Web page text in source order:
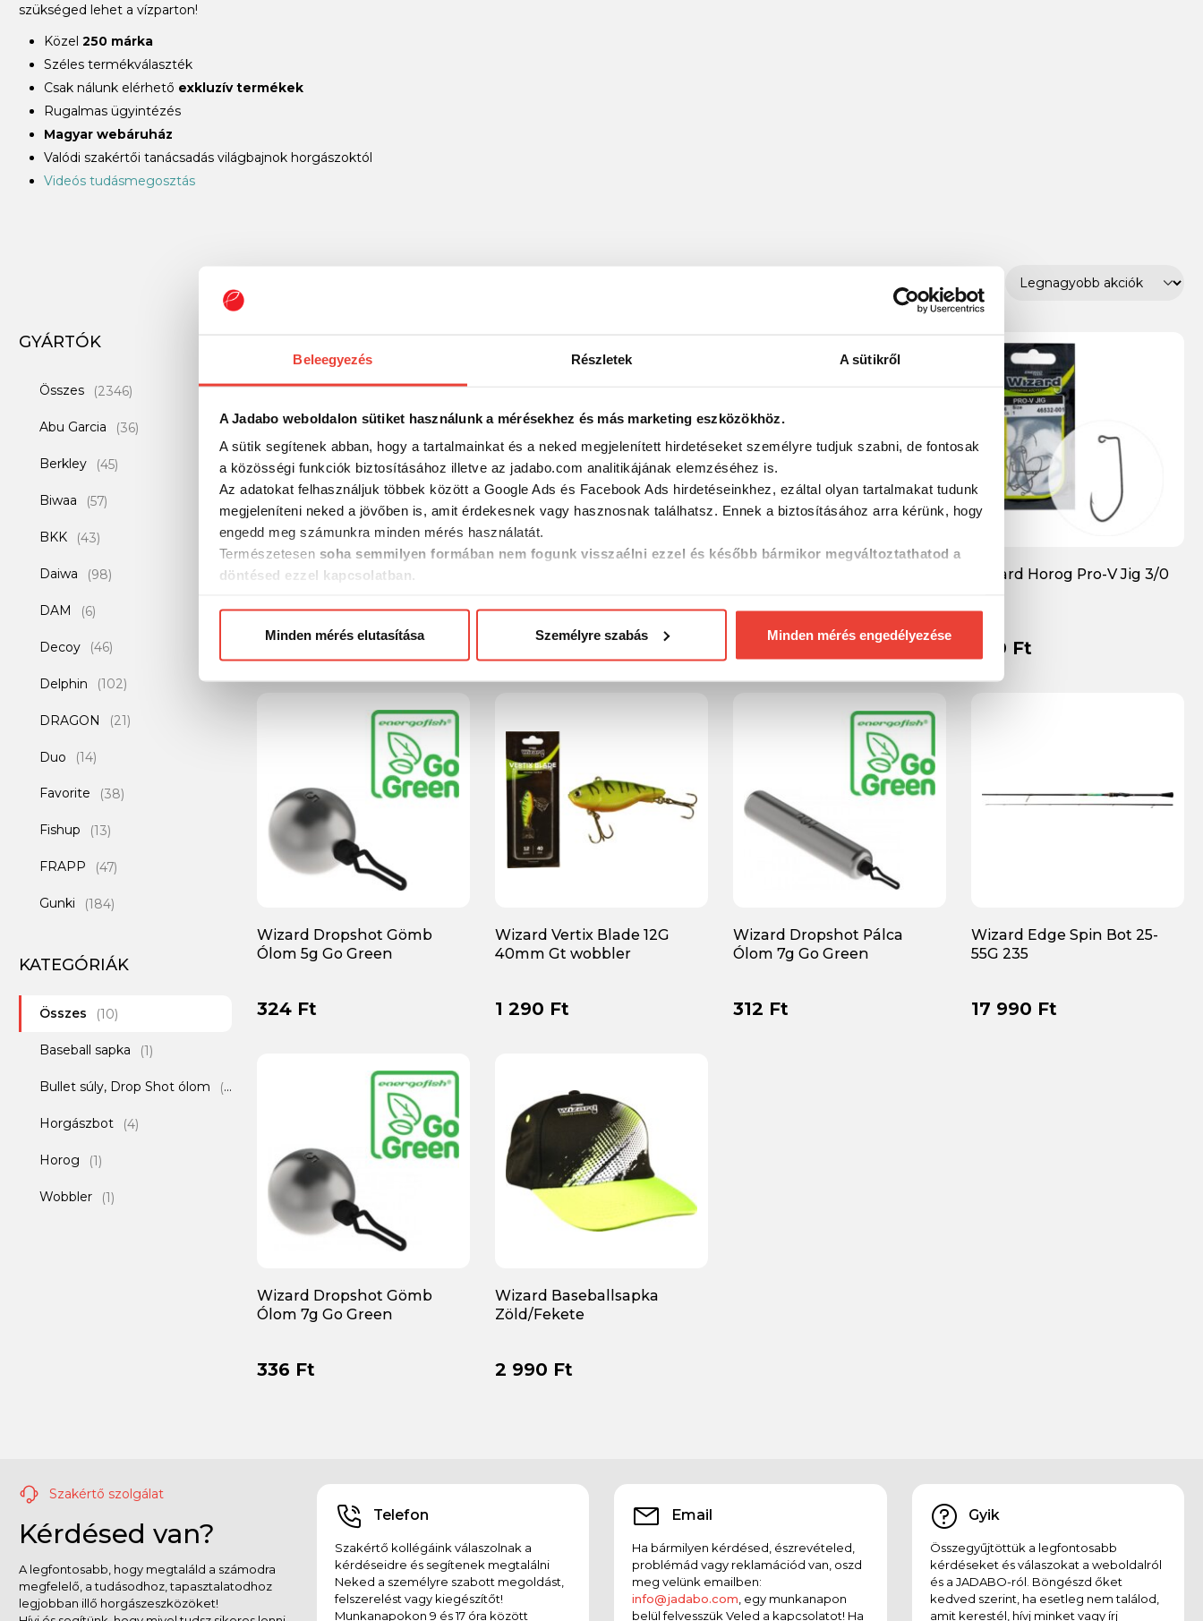
Beleegyezés Részletek A sütikről
A Jadabo weboldalon sütiket használunk a mérésekhez és más marketing eszközökhöz.
A sütik segítenek abban, hogy a tartalmainkat és a neked megjelenített hirdetéseket személyre tudjuk szabni, de fontosak
a közösségi funkciók biztosításához illetve az jadabo.com analitikájának elemzéséhez is.
Az adatokat felhasználjuk többek között a Google Ads és Facebook Ads hirdetéseinkhez, ezáltal olyan tartalmakat tudunk
megjeleníteni neked a jövőben is, amit érdekesnek vagy hasznosnak találhatsz. Ennek a biztosításához arra kérünk, hogy
engedd meg számunkra minden mérés használatát.
Természetesen soha semmilyen formában nem fogunk visszaélni ezzel és később bármikor megváltoztathatod a
döntésed ezzel kapcsolatban.
Minden mérés elutasítása Személyre szabás Minden mérés engedélyezése
szükséged lehet a vízparton!
Közel 250 márka
Széles termékválaszték
Csak nálunk elérhető exkluzív termékek
Rugalmas ügyintézés
Magyar webáruház
Valódi szakértői tanácsadás világbajnok horgászoktól
Videós tudásmegosztás
GYÁRTÓK
Összes (2346)
Abu Garcia (36)
Berkley (45)
Biwaa (57)
BKK (43)
Daiwa (98)
DAM (6)
Decoy (46)
Delphin (102)
DRAGON (21)
Duo (14)
Favorite (38)
Fishup (13)
FRAPP (47)
Gunki (184)
Iron Claw (65)
Jackall (5)
Jadabo (2)
Keitech (137)
Lurefans
Major Craft
Monkey Lures (22)
Mustad (29)
OSP (30)
Ottó bácsi (51)
KATEGÓRIÁK
Összes (10)
Baseball sapka (1)
Bullet súly, Drop Shot ólom (3)
Horgászbot (4)
Horog (1)
Wobbler (1)
Wizard Vertix Boat Bot 1,65M
14 990 Ft
Wizard Horog Pro-V Jig 3/0
990 Ft
Wizard Dropshot Gömb
Ólom 5g Go Green
324 Ft
Wizard Vertix Blade 12G
40mm Gt wobbler
1 290 Ft
Wizard Dropshot Pálca
Ólom 7g Go Green
312 Ft
Wizard Edge Spin Bot 25-
55G 235
17 990 Ft
Wizard Dropshot Gömb
Ólom 7g Go Green
336 Ft
Wizard Baseballsapka
Zöld/Fekete
2 990 Ft
Szakértő szolgálat
Kérdésed van?
A legfontosabb, hogy megtaláld a számodra
megfelelő, a tudásodhoz, tapasztalatodhoz
legjobban illő horgászeszközöket!
Telefon
Szakértő kollégáink válaszolnak a
kérdéseidre és segítenek megtalálni
Neked a személyre szabott megoldást,
felszerelést vagy kiegészítőt!
Munkanapokon 9 és 17 óra között
Email
Ha bármilyen kérdésed, észrevételed,
problémád vagy reklamációd van, oszd
meg velünk emailben:
info@jadabo.com , egy munkanapon
belül felvesszük Veled a kapcsolatot! Ha
Gyik
Összegyűjtöttük a legfontosabb
kérdéseket és válaszokat a weboldalról
és a JADABO-ról. Böngészd őket
kedved szerint, ha esetleg nem találod,
amit kerestél, hívj minket vagy írj